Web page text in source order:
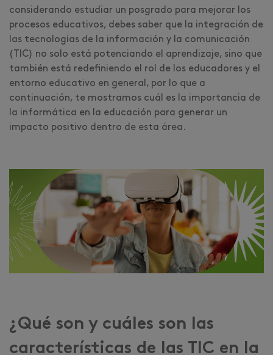
considerando estudiar un posgrado para mejorar los
procesos educativos, debes saber que la integración de
las tecnologías de la información y la comunicación
(TIC) no solo está potenciando el aprendizaje, sino que
también está redefiniendo el rol de los educadores y el
entorno educativo en general, por lo que a
continuación, te mostramos cuál es la importancia de
la informática en la educación para generar un
impacto positivo dentro de esta área.
¿Qué son y cuáles son las
características de las TIC en la